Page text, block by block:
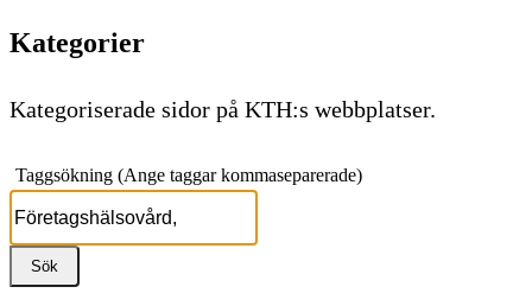
Kategorier
Kategoriserade sidor på KTH:s webbplatser.
Taggsökning (Ange taggar kommaseparerade)